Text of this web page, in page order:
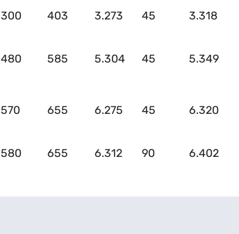
300 403 3.273 45 3.318
480 585 5.304 45 5.349
570 655 6.275 45 6.320
580 655 6.312 90 6.402